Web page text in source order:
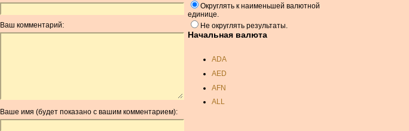
Ваш комментарий:
Ваше имя (будет показано с вашим комментарием):
Округлять к наименьшей валютной
единице.
Не округлять результаты.
Начальная валюта
ADA
AED
AFN
ALL